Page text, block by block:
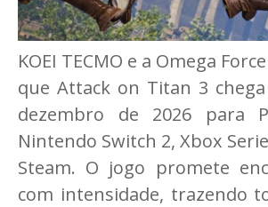
KOEI TECMO e a Omega
que Attack on Titan 3
dezembro de 2026 para
Nintendo Switch 2, Xbox
Steam. O jogo promete
com intensidade, trazendo